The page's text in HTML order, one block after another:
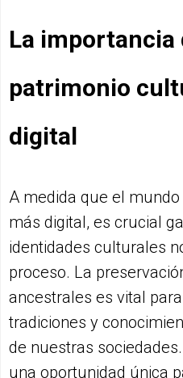
La importancia
patrimonio
digital
A medida que el
más digital, es crucial
identidades culturales
proceso. La
ancestrales es vital
tradiciones y
de nuestras
una oportunidad única